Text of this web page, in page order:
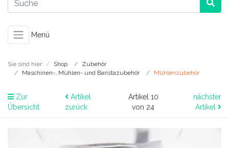
Menü
Sie sind hier: Shop
Zubehör
Maschinen-, Mühlen- und Baristazubehör
Mühlenzubehör
Zur
Übersicht
Artikel
zurück
Artikel 10
von 24
nächster
Artikel